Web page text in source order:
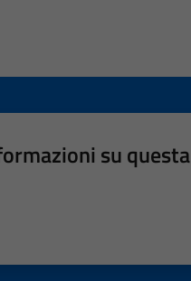
su questa